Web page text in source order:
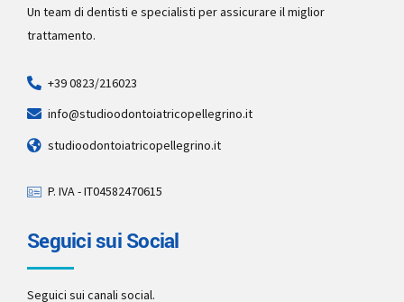
Un team di dentisti e specialisti per assicurare il miglior
trattamento.
+39 0823/216023
info@studioodontoiatricopellegrino.it
studioodontoiatricopellegrino.it
P. IVA - IT04582470615
Seguici sui Social
Seguici sui canali social.